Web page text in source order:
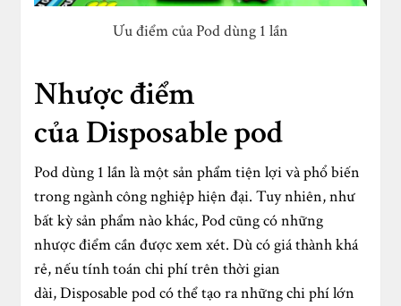
Ưu điểm của Pod dùng 1 lần
Nhược điểm
của Disposable pod
Pod dùng 1 lần là một sản phẩm tiện lợi và phổ biến
trong ngành công nghiệp hiện đại. Tuy nhiên, như
bất kỳ sản phẩm nào khác, Pod cũng có những
nhược điểm cần được xem xét. Dù có giá thành khá
rẻ, nếu tính toán chi phí trên thời gian
dài, Disposable pod có thể tạo ra những chi phí lớn